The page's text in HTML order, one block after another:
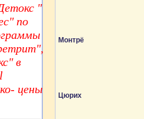
"
по
в
цены
Монтрё
Цюрих